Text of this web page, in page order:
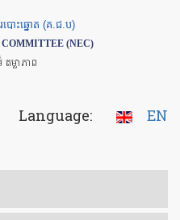
បោះឆ្នោត (គ.ជ.ប)
(NEC)
តម្លាភាព
Language: EN